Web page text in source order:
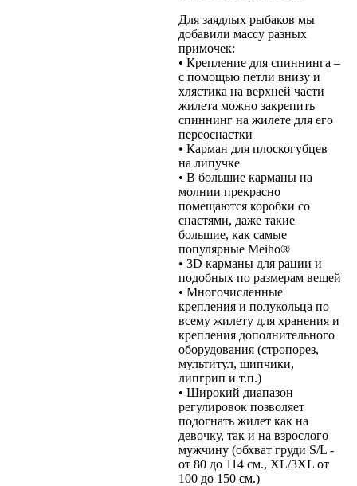
Для заядлых рыбаков мы
добавили массу разных
примочек:
• Крепление для спиннинга –
с помощью петли внизу и
хлястика на верхней части
жилета можно закрепить
спиннинг на жилете для его
переоснастки
• Карман для плоскогубцев
на липучке
• В большие карманы на
молнии прекрасно
помещаются коробки со
снастями, даже такие
большие, как самые
популярные Meiho®
• 3D карманы для рации и
подобных по размерам вещей
• Многочисленные
крепления и полукольца по
всему жилету для хранения и
крепления дополнительного
оборудования (стропорез,
мультитул, щипчики,
липгрип и т.п.)
• Широкий диапазон
регулировок позволяет
подогнать жилет как на
девочку, так и на взрослого
мужчину (обхват груди S/L -
от 80 до 114 см., XL/3XL от
100 до 150 см.)